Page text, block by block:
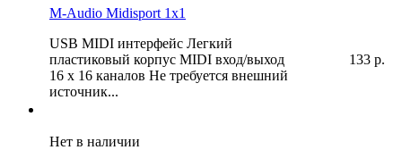
M-Audio Midisport 1x1
USB MIDI интерфейс Легкий
пластиковый корпус MIDI вход/выход
16 x 16 каналов Не требуется внешний
источник...
133 р.
Нет в наличии